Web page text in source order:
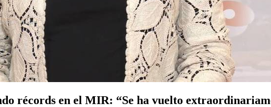
récords en el MIR: “Se ha vuelto